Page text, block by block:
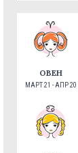
ОВЕН
МАРТ 21 - АПР 20